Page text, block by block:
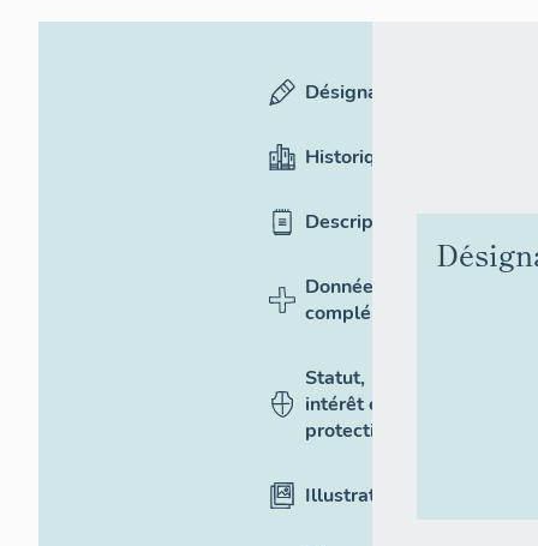
Désignation
Historique
Description
Données
complémentaires
Statut,
intérêt et
protection
Illustrations